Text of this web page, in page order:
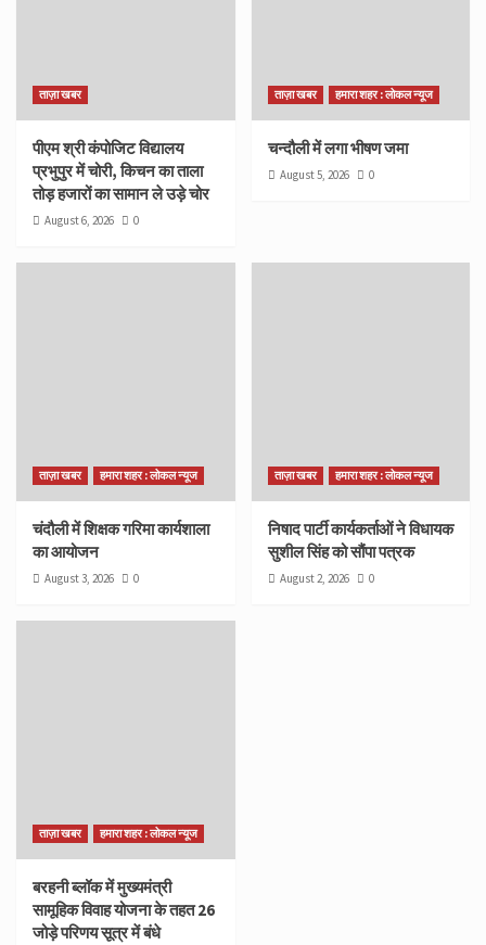
ताज़ा खबर
पीएम श्री कंपोजिट विद्यालय
प्रभुपुर में चोरी, किचन का ताला
तोड़ हजारों का सामान ले उड़े चोर
August 6, 2026 0
ताज़ा खबर हमारा शहर : लोकल न्यूज
चन्दौली में लगा भीषण जमा
August 5, 2026 0
ताज़ा खबर हमारा शहर : लोकल न्यूज
चंदौली में शिक्षक गरिमा कार्यशाला
का आयोजन
August 3, 2026 0
ताज़ा खबर हमारा शहर : लोकल न्यूज
निषाद पार्टी कार्यकर्ताओं ने विधायक
सुशील सिंह को सौंपा पत्रक
August 2, 2026 0
ताज़ा खबर हमारा शहर : लोकल न्यूज
बरहनी ब्लॉक में मुख्यमंत्री
सामूहिक विवाह योजना के तहत 26
जोड़े परिणय सूत्र में बंधे